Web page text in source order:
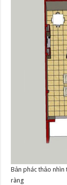
Bản phác thảo
ràng